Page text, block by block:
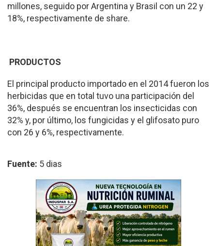
millones, seguido por Argentina y Brasil con un 22 y
18%, res­pectivamente de share.
PRODUCTOS
El principal producto im­portado en el 2014 fueron los
herbicidas que en total tuvo una participación del
36%, después se encuentran los insecticidas con
32% y, por último, los fungicidas y el glifosato puro
con 26 y 6%, respectivamente.
Fuente: 5 dias